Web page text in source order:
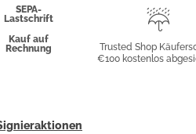
SEPA-
Lastschrift
Kauf auf
Rechnung
Trusted Shop
€100 kostenlos